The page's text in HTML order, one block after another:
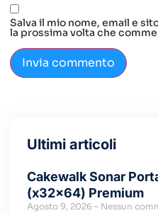
Salva il mio nome, email e
la prossima volta che
Ultimi articoli
Cakewalk Sonar
(x32x64) Premium
Agosto 9, 2026 Nessun